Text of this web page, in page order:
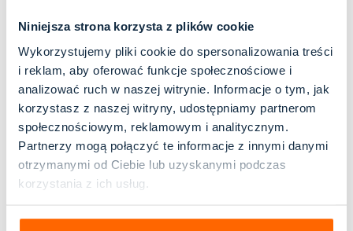
Niniejsza strona korzysta z plików cookie
Wykorzystujemy pliki cookie do spersonalizowania treści
i reklam, aby oferować funkcje społecznościowe i
analizować ruch w naszej witrynie. Informacje o tym, jak
korzystasz z naszej witryny, udostępniamy partnerom
społecznościowym, reklamowym i analitycznym.
Partnerzy mogą połączyć te informacje z innymi danymi
otrzymanymi od Ciebie lub uzyskanymi podczas
korzystania z ich usług.
Fiszki VAT na egzamin na
doradcę podatkowego
250,00zł
Testy online na doradcę
180,00zł